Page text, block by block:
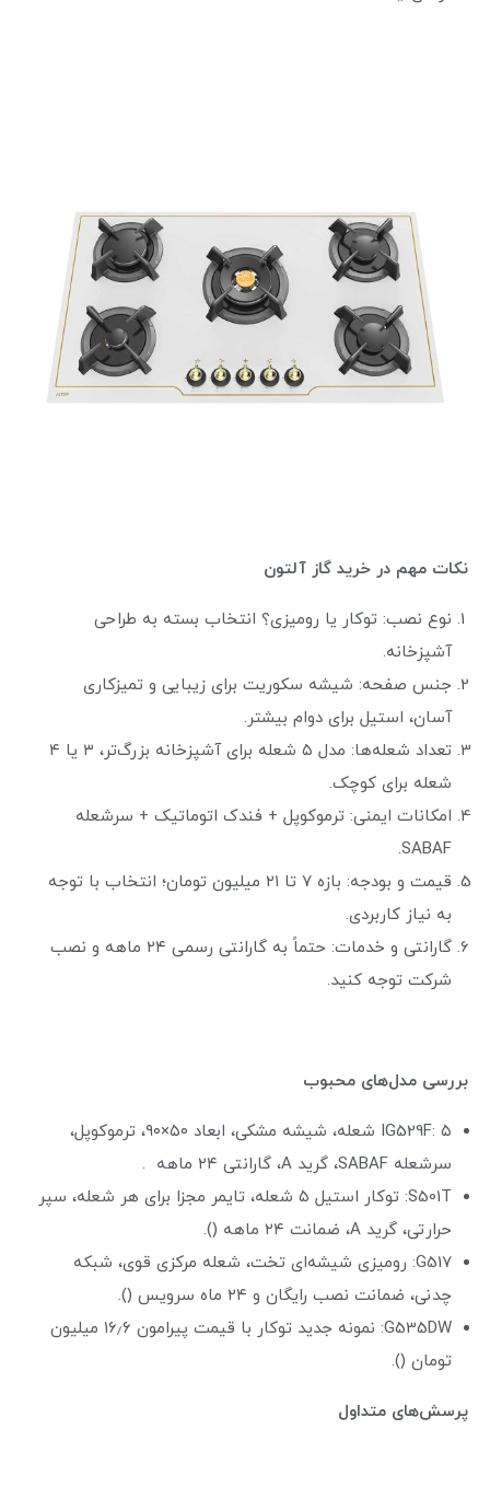
نکات مهم در خرید گاز آلتون
نوع نصب: توکار یا رومیزی؟ انتخاب بسته به طراحی
آشپزخانه.
جنس صفحه: شیشه سکوریت برای زیبایی و تمیزکاری
آسان، استیل برای دوام بیشتر.
تعداد شعله‌ها: مدل ۵ شعله برای آشپزخانه بزرگ‌تر، ۳ یا ۴
شعله برای کوچک.
امکانات ایمنی: ترموکوپل + فندک اتوماتیک + سرشعله
SABAF.
قیمت و بودجه: بازه ۷ تا ۲۱ میلیون تومان؛ انتخاب با توجه
به نیاز کاربردی.
گارانتی و خدمات: حتماً به گارانتی رسمی ۲۴ ماهه و نصب
شرکت توجه کنید.
بررسی مدل‌های محبوب
IG529F: ۵ شعله، شیشه مشکی، ابعاد ۵۰×۹۰، ترموکوپل،
سرشعله SABAF، گرید A، گارانتی ۲۴ ماهه .
S501T: توکار استیل ۵ شعله، تایمر مجزا برای هر شعله، سپر
حرارتی، گرید A، ضمانت ۲۴ ماهه ().
G517: رومیزی شیشه‌ای تخت، شعله مرکزی قوی، شبکه
چدنی، ضمانت نصب رایگان و ۲۴ ماه سرویس ().
G535DW: نمونه جدید توکار با قیمت پیرامون ۱۶٫۶ میلیون
تومان ().
پرسش‌های متداول